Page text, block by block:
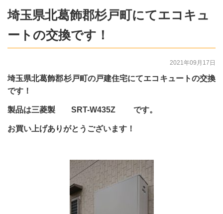
埼玉県北葛飾郡杉戸町にてエコキュ
ートの交換です！
2021年09月17日
埼玉県北葛飾郡杉戸町の戸建住宅にてエコキュートの交換
です！
製品は三菱製 SRT-W435Z です。
お買い上げありがとうございます！